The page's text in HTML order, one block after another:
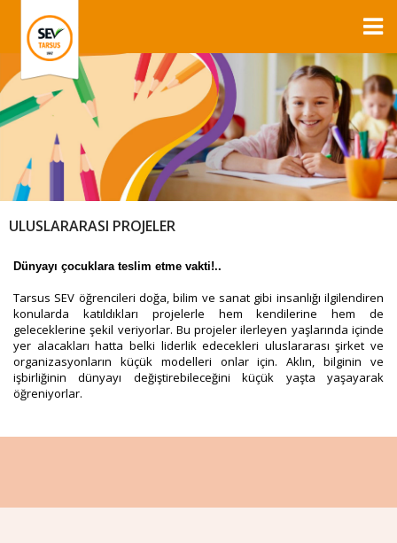
ULUSLARARASI PROJELER
Dünyayı çocuklara teslim etme vakti!..
Tarsus SEV öğrencileri doğa, bilim ve sanat gibi insanlığı ilgilendiren
konularda katıldıkları projelerle hem kendilerine hem de
geleceklerine şekil veriyorlar. Bu projeler ilerleyen yaşlarında içinde
yer alacakları hatta belki liderlik edecekleri uluslararası şirket ve
organizasyonların küçük modelleri onlar için. Aklın, bilginin ve
işbirliğinin dünyayı değiştirebileceğini küçük yaşta yaşayarak
öğreniyorlar.